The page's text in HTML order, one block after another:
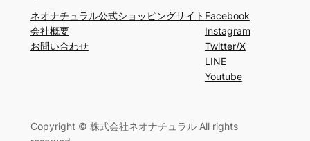
ネオナチュラル公式ショッピングサイト
会社概要
お問い合わせ
Facebook
Instagram
Twitter/X
LINE
Youtube
Copyright © 株式会社ネオナチュラル All rights